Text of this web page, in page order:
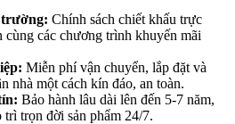
Chính sách chiết khấu trực
cùng các chương trình khuyến mãi
Miễn phí vận chuyển, lắp đặt và
nhà một cách kín đáo, an toàn.
Bảo hành lâu dài lên đến 5-7 năm,
trọn đời sản phẩm 24/7.